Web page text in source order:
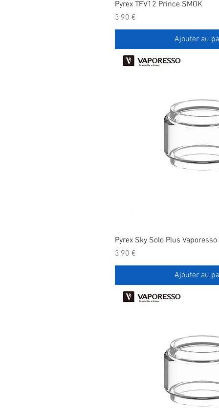
Pyrex TFV12 Prince SMOK
Prix
3,90 €
Ajouter au
Pyrex Sky Solo Plus Vaporesso
Prix
3,90 €
Ajouter au